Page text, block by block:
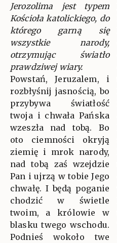
Jerozolima jest typem
Kościoła katolickiego, do
którego garną się
wszystkie narody,
otrzymując światło
prawdziwej wiary.
Powstań, Jeruzalem, i
rozbłyśnij jasnością, bo
przybywa światłość
twoja i chwała Pańska
wzeszła nad tobą. Bo
oto ciemności okryją
ziemię i mrok narody,
nad tobą zaś wzejdzie
Pan i ujrzą w tobie Jego
chwałę. I będą poganie
chodzić w świetle
twoim, a królowie w
blasku twego wschodu.
Podnieś wokoło twe